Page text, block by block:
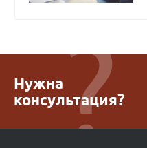
Нужна
консультация?